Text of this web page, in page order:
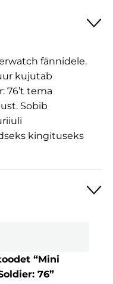
fännidele.
kujutab
76’t tema
Sobib
kingituseks
“Mini
76”